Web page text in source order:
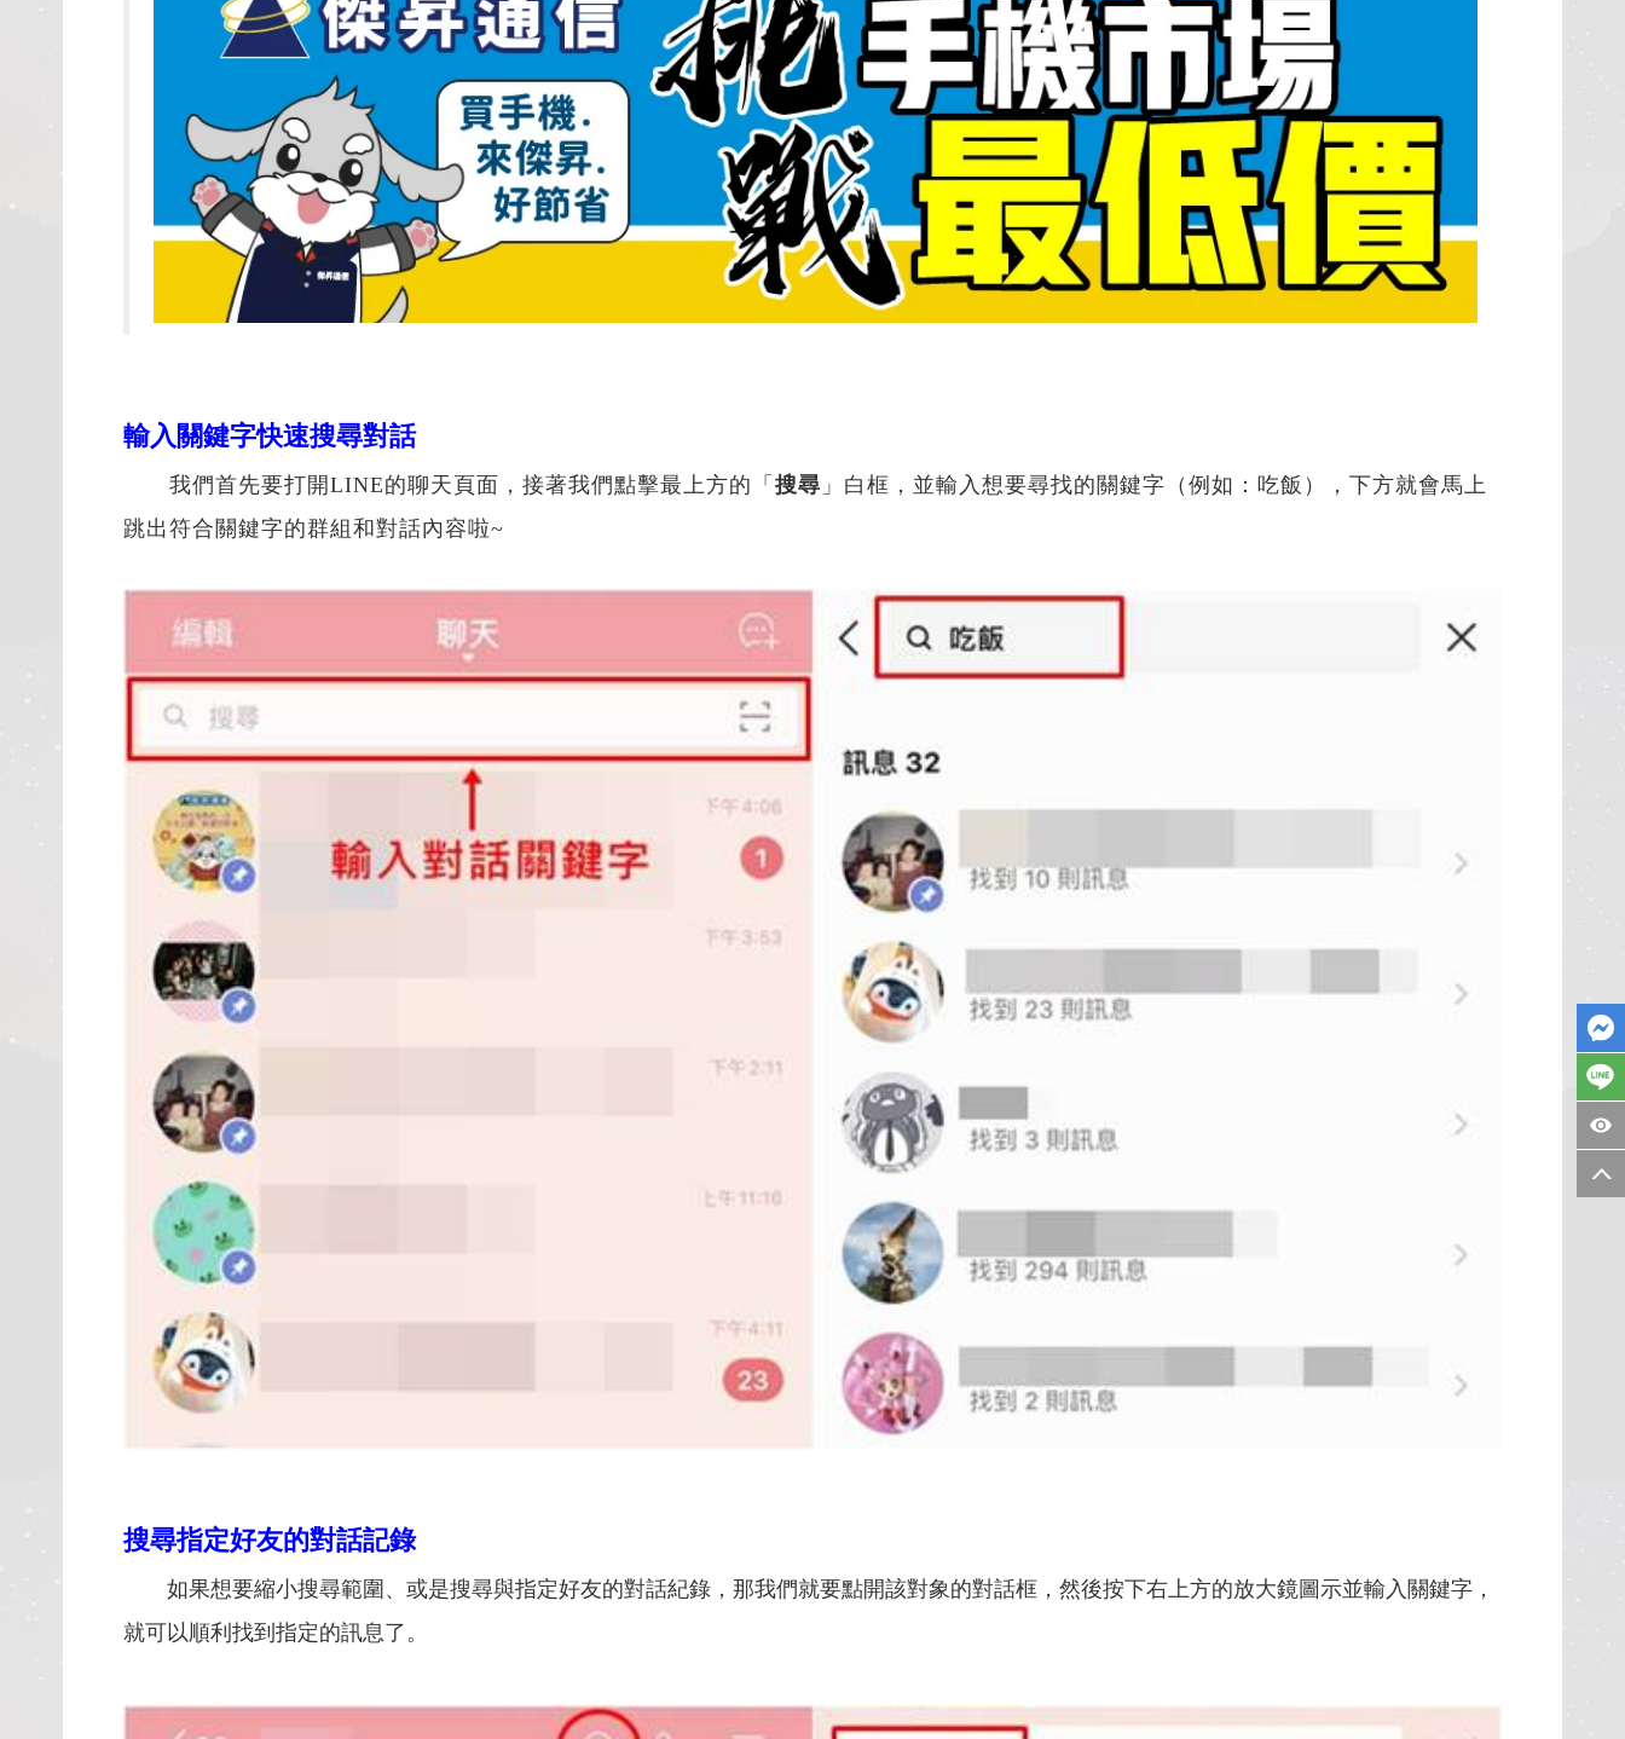
輸入關鍵字快速搜尋對話
我們首先要打開LINE的聊天頁面，接著我們點擊最上方的「 搜尋 」白框，並輸入想要尋找的關鍵字（例如：吃飯），下方就會馬上
跳出符合關鍵字的群組和對話內容啦~
搜尋指定好友的對話記錄
如果想要縮小搜尋範圍、或是搜尋與指定好友的對話紀錄，那我們就要點開該對象的對話框，然後按下右上方的放大鏡圖示並輸入關鍵字，
就可以順利找到指定的訊息了。